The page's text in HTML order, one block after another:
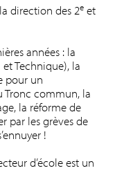
direction des 2e et
années : la
Technique), la
pour un
Tronc commun, la
la réforme de
par les grèves de
!
d’école est un